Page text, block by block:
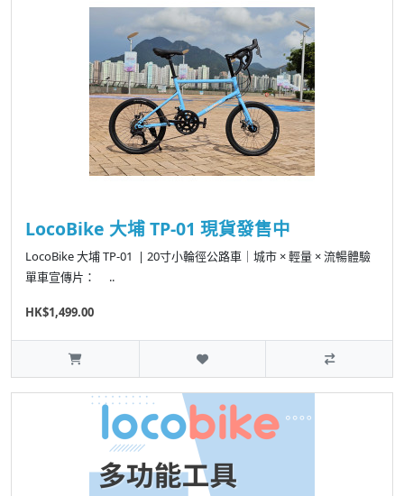
LocoBike 大埔 TP-01 現貨發售中
LocoBike 大埔 TP-01 | 20寸小輪徑公路車｜城市 × 輕量 × 流暢體驗
單車宣傳片： ..
HK$1,499.00